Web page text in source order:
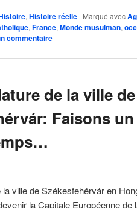
, Histoire réelle | Marqué avec
, France, Monde musulman,
commentaire
de la ville de
Faisons
la ville de Székesfehérvár en
la Capitale Européenne